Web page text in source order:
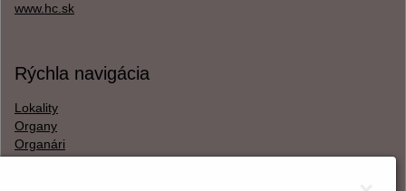
www.hc.sk
Rýchla navigácia
Lokality
Organy
Organári